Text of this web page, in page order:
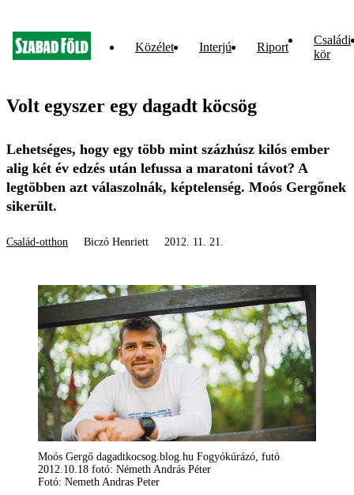
Közélet Interjú Riport
Családi
kör
Volt egyszer egy dagadt köcsög
Lehetséges, hogy egy több mint százhúsz kilós ember
alig két év edzés után lefussa a maratoni távot? A
legtöbben azt válaszolnák, képtelenség. Moós Gergőnek
sikerült.
Család-otthon Biczó Henriett 2012. 11. 21.
Moós Gergő dagadtkocsog.blog.hu Fogyókúrázó, futó
2012.10.18 fotó: Németh András Péter
Fotó: Nemeth Andras Peter